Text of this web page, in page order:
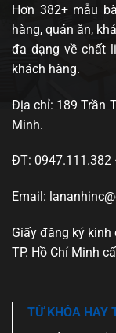
Hơn 382+ mẫu
hàng, quán ăn,
đa dạng về chất
khách hàng.
Địa chỉ: 189 Trần
Minh.
ĐT: 0947.111.382
Email:
Giấy đăng ký kinh
TP. Hồ Chí Minh
TỪ KHÓA HAY